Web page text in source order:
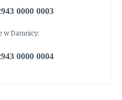
0000 0003
w Damnicy:
0000 0004